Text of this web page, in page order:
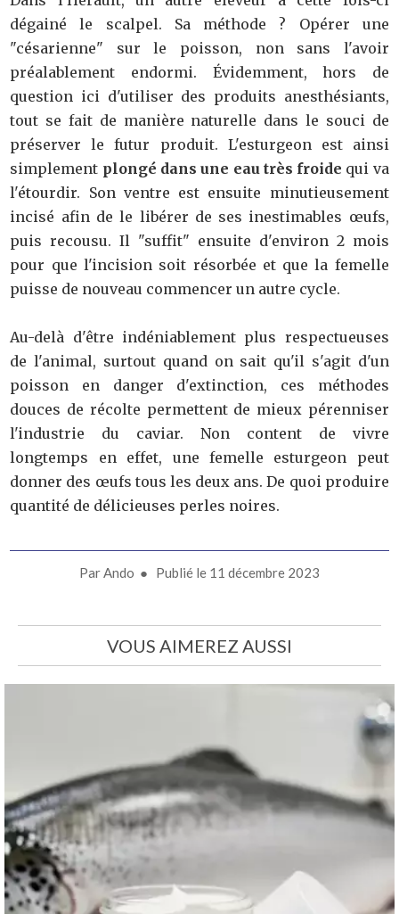
dégainé le scalpel. Sa méthode ? Opérer une
"césarienne" sur le poisson, non sans l'avoir
préalablement endormi. Évidemment, hors de
question ici d'utiliser des produits anesthésiants,
tout se fait de manière naturelle dans le souci de
préserver le futur produit. L'esturgeon est ainsi
simplement plongé dans une eau très froide qui va
l'étourdir. Son ventre est ensuite minutieusement
incisé afin de le libérer de ses inestimables œufs,
puis recousu. Il "suffit" ensuite d'environ 2 mois
pour que l'incision soit résorbée et que la femelle
puisse de nouveau commencer un autre cycle.
Au-delà d'être indéniablement plus respectueuses
de l'animal, surtout quand on sait qu'il s'agit d'un
poisson en danger d'extinction, ces méthodes
douces de récolte permettent de mieux pérenniser
l'industrie du caviar. Non content de vivre
longtemps en effet, une femelle esturgeon peut
donner des œufs tous les deux ans. De quoi produire
quantité de délicieuses perles noires.
ParAndo ● Publié le 11 décembre 2023
VOUS AIMEREZ AUSSI